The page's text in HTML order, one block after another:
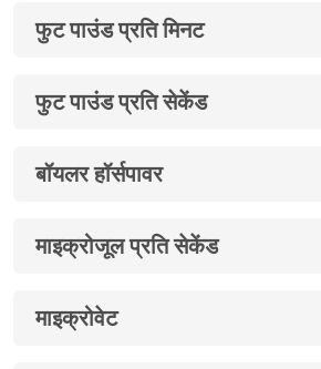
फुट पाउंड प्रति मिनट
फुट पाउंड प्रति सेकेंड
बॉयलर हॉर्सपावर
माइक्रोजूल प्रति सेकेंड
माइक्रोवेट